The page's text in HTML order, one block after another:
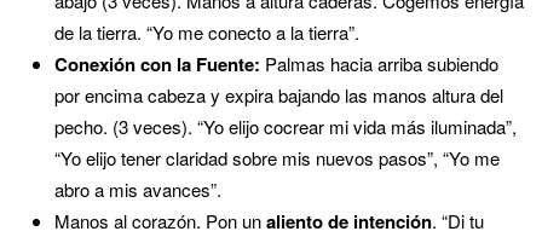
de la tierra. “Yo me conecto a la tierra”.
Conexión con la Fuente: Palmas hacia arriba subiendo
por encima cabeza y expira bajando las manos altura del
pecho. (3 veces). “Yo elijo cocrear mi vida más iluminada”,
“Yo elijo tener claridad sobre mis nuevos pasos”, “Yo me
abro a mis avances”.
Manos al corazón. Pon unaliento de intención. “Di tu